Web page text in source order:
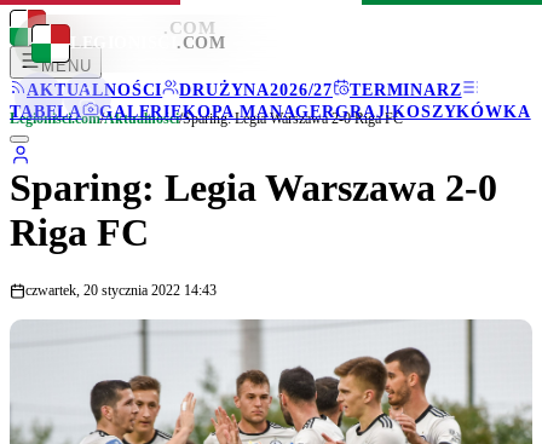
LEGIONISCI .COM
MENU
AKTUALNOŚCI
DRUŻYNA2026/27
TERMINARZ
TABELA
GALERIEKOPA MANAGERGRAJ!KOSZYKÓWKA
LEGIONISCI .COM
Legionisci.com/Aktualności/Sparing: Legia Warszawa 2-0 Riga FC
Sparing: Legia Warszawa 2-0
Riga FC
czwartek, 20 stycznia 2022 14:43